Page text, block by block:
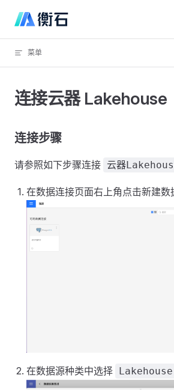
Skip to content
菜单
连接云器 Lakehouse
连接步骤
请参照如下步骤连接 云器
在数据连接页面右上角点击新建数
在数据源种类中选择 Lakehouse